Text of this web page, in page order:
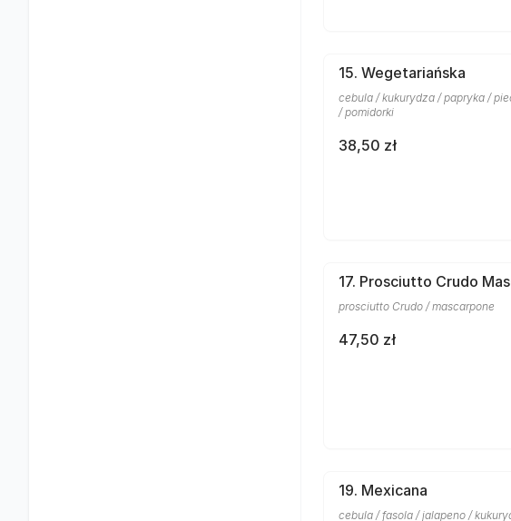
15. Wegetariańska
cebula / kukurydza / papryka /
/ pomidorki
38,50 zł
17. Prosciutto Crudo
prosciutto Crudo / mascarpone
47,50 zł
19. Mexicana
cebula / fasola / jalapeno /